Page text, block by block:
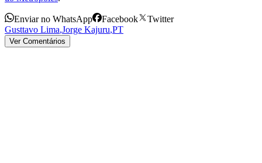
Enviar no WhatsApp Facebook
Twitter
Gusttavo Lima,Jorge Kajuru,PT
Ver Comentários